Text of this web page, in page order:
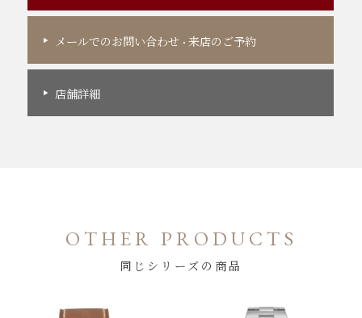
メールでのお問い合わせ ・来店のご予約
店舗詳細
OTHER PRODUCTS
同じシリーズの商品